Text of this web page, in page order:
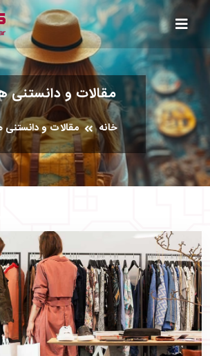
مقالات و دانستنی
خانه مقالات و دانستنی